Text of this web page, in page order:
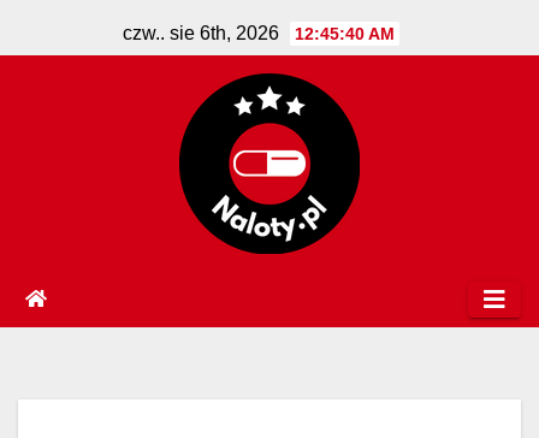
to
czw.. sie 6th, 2026 12:45:41 AM